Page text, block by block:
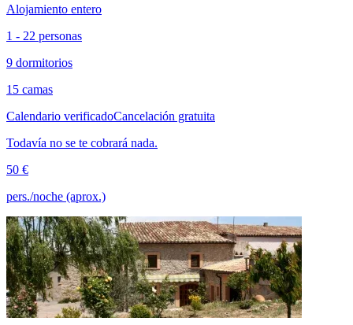
Alojamiento entero
1 - 22 personas
9 dormitorios
15 camas
Calendario verificadoCancelación gratuita
Todavía no se te cobrará nada.
50 €
pers./noche (aprox.)